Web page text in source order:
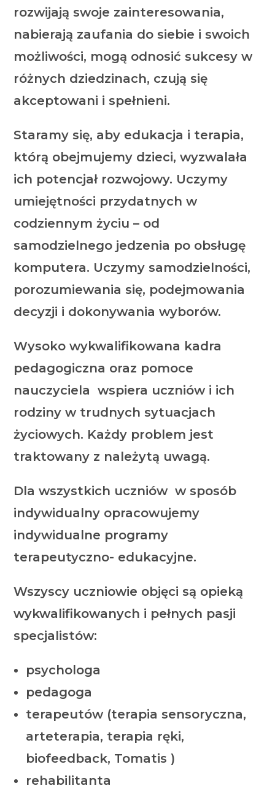
rozwijają swoje zainteresowania,
nabierają zaufania do siebie i swoich
możliwości, mogą odnosić sukcesy w
różnych dziedzinach, czują się
akceptowani i spełnieni.
Staramy się, aby edukacja i terapia,
którą obejmujemy dzieci, wyzwalała
ich potencjał rozwojowy. Uczymy
umiejętności przydatnych w
codziennym życiu – od
samodzielnego jedzenia po obsługę
komputera. Uczymy samodzielności,
porozumiewania się, podejmowania
decyzji i dokonywania wyborów.
Wysoko wykwalifikowana kadra
pedagogiczna oraz pomoce
nauczyciela wspiera uczniów i ich
rodziny w trudnych sytuacjach
życiowych. Każdy problem jest
traktowany z należytą uwagą.
Dla wszystkich uczniów w sposób
indywidualny opracowujemy
indywidualne programy
terapeutyczno- edukacyjne.
Wszyscy uczniowie objęci są opieką
wykwalifikowanych i pełnych pasji
specjalistów:
psychologa
pedagoga
terapeutów (terapia sensoryczna,
arteterapia, terapia ręki,
biofeedback, Tomatis )
rehabilitanta